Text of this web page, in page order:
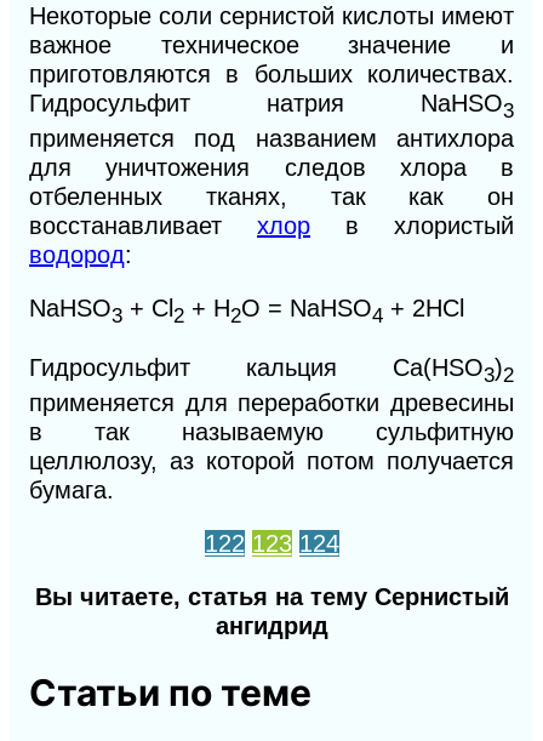
Некоторые соли сернистой кислоты имеют
важное техническое значение и
приготовляются в больших количествах.
Гидросульфит натрия NaHSO3
применяется под названием антихлора
для уничтожения следов хлора в
отбеленных тканях, так как он
восстанавливает хлор в хлористый
водород:
NaHSO3 + Cl 2 + Н2O = NaHSO4 + 2HCl
Гидросульфит кальция Ca(HSO3)2
применяется для переработки древесины
в так называемую сульфитную
целлюлозу, аз которой потом получается
бумага.
122 123 124
Вы читаете, статья на тему Сернистый
ангидрид
Статьи по теме